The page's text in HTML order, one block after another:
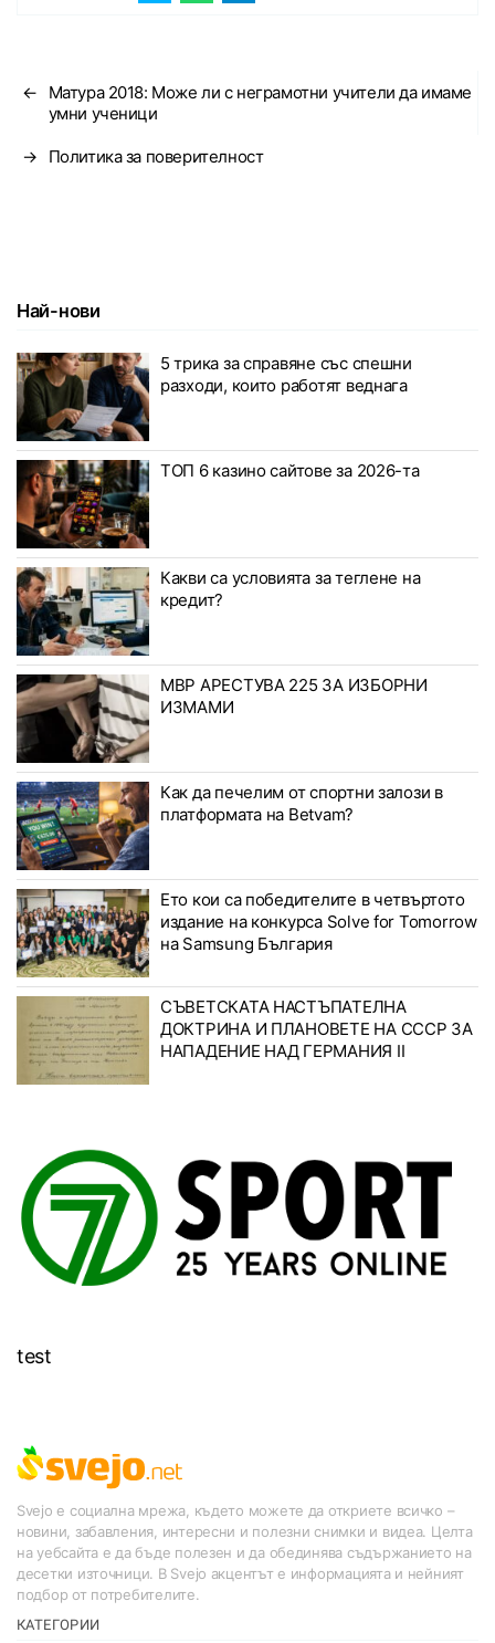
←
Матура 2018: Може ли с неграмотни учители да имаме
умни ученици
→ Политика за поверителност
Най-нови
5 трика за справяне със спешни
разходи, които работят веднага
ТОП 6 казино сайтове за 2026-та
Какви са условията за теглене на
кредит?
МВР АРЕСТУВА 225 ЗА ИЗБОРНИ
ИЗМАМИ
Как да печелим от спортни залози в
платформата на Betvam?
Ето кои са победителите в четвъртото
издание на конкурса Solve for Tomorrow
на Samsung България
СЪВЕТСКАТА НАСТЪПАТЕЛНА
ДОКТРИНА И ПЛАНОВЕТЕ НА СССР ЗА
НАПАДЕНИЕ НАД ГЕРМАНИЯ II
test
Svejo е социална мрежа, където можете да откриете всичко –
новини, забавления, интересни и полезни снимки и видеа. Целта
на уебсайта е да бъде полезен и да обединява съдържанието на
десетки източници. В Svejo акцентът е информацията и нейният
подбор от потребителите.
КАТЕГОРИИ